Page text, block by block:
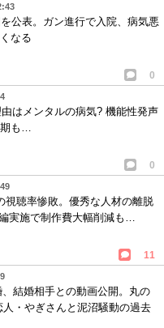
公表。ガン進行で入院、病気悪
なる
0
はメンタルの病気? 機能性発声
も…
0
視聴率惨敗。優秀な人材の離脱
実施で制作費大幅削減も…
11
結婚相手との動画公開。丸の
・やぎさんと泥沼騒動の過去